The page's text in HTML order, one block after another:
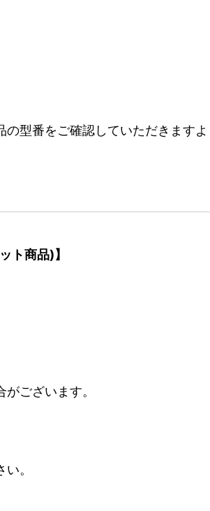
型番をご確認していただきますよ
ト商品)】
ございます。
。